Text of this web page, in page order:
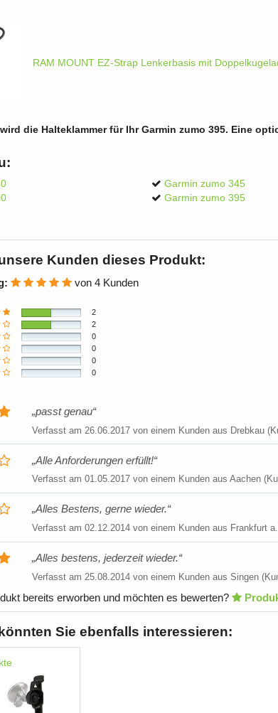
RAM MOUNT EZ-Strap Lenkerbasis mit
die Halteklammer für Ihr Garmin zumo 395. Eine
Garmin zumo 345
Garmin zumo 395
Kunden dieses Produkt:
von 4 Kunden
2
2
0
0
0
0
passt genau
Verfasst am 26.06.2017 von einem Kunden aus Drebkau
Alle Anforderungen erfüllt!
Verfasst am 01.05.2017 von einem Kunden aus Aachen
Alles Bestens, gerne wieder.
Verfasst am 02.12.2014 von einem Kunden aus Frankfurt
Alles bestens, jederzeit wieder.
Verfasst am 25.08.2014 von einem Kunden aus Singen
bereits erworben und möchten es bewerten?
Sie ebenfalls interessieren: